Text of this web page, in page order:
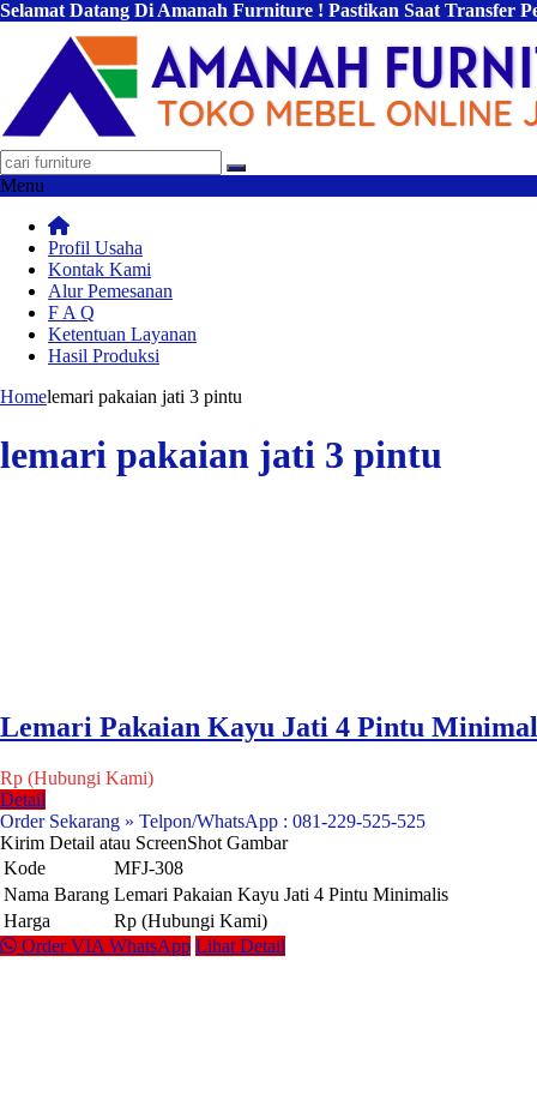
Selamat Datang Di Amanah Furniture ! Pastikan Saat Transfer
Menu
Profil Usaha
Kontak Kami
Alur Pemesanan
F A Q
Ketentuan Layanan
Hasil Produksi
Homelemari pakaian jati 3 pintu
lemari pakaian jati 3 pintu
Lemari Pakaian Kayu Jati 4 Pintu
Rp (Hubungi Kami)
Detail
Order Sekarang » Telpon/WhatsApp : 081-229-525-525
Kirim Detail atau ScreenShot Gambar
Kode
MFJ-308
Nama Barang Lemari Pakaian Kayu Jati 4 Pintu Minimalis
Harga
Rp (Hubungi Kami)
Order VIA WhatsApp Lihat Detail